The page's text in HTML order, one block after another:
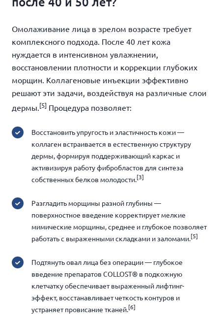
Омолаживание лица в зрелом возрасте требует
комплексного подхода. После 40 лет кожа
нуждается в интенсивном увлажнении,
восстановлении плотности и коррекции глубоких
морщин. Коллагеновые инъекции эффективно
решают эти задачи, воздействуя на различные слои
дермы. [5] Процедура позволяет:
Восстановить упругость и эластичность кожи —
коллаген встраивается в естественную структуру
дермы, формируя поддерживающий каркас и
активизируя работу фибробластов для синтеза
собственных белков молодости.[3]
Разгладить морщины разной глубины —
поверхностное введение корректирует мелкие
мимические морщины, среднее и глубокое позволяет
работать с выраженными складками и заломами.[5]
Подтянуть овал лица без операции — глубокое
введение препаратов COLLOST® в подкожную
клетчатку обеспечивает выраженный лифтинг-
эффект, восстанавливает четкость контуров и
устраняет провисание тканей.[6]